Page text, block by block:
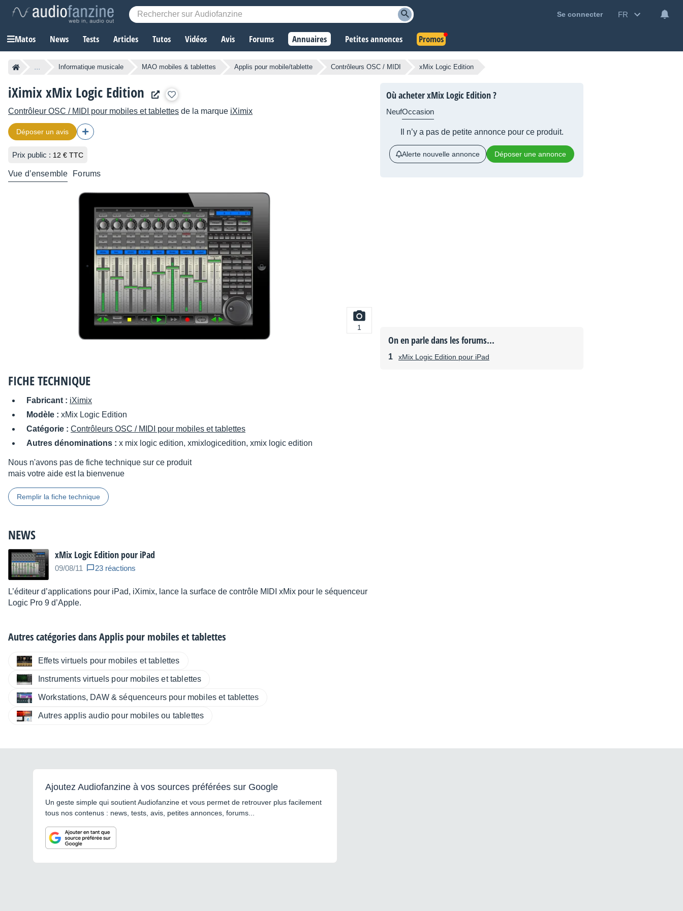
Se connecter FR
Matos News Tests Articles Tutos Vidéos Avis Forums Annuaires Petites annonces Promos
... Informatique musicale MAO mobiles & tablettes Applis pour mobile/tablette Contrôleurs OSC / MIDI xMix Logic Edition
iXimix xMix Logic Edition
Contrôleur OSC / MIDI pour mobiles et tablettes de la marque iXimix
Déposer un avis
Prix public : 12 € TTC
Vue d’ensemble Forums
1
FICHE TECHNIQUE
Fabricant : iXimix
Modèle : xMix Logic Edition
Catégorie : Contrôleurs OSC / MIDI pour mobiles et tablettes
Autres dénominations : x mix logic edition, xmixlogicedition, xmix logic edition
Nous n'avons pas de fiche technique sur ce produit
mais votre aide est la bienvenue
Remplir la fiche technique
NEWS
xMix Logic Edition pour iPad
09/08/11 23 réactions
L’éditeur d’applications pour iPad, iXimix, lance la surface de contrôle MIDI xMix pour le séquenceur
Logic Pro 9 d’Apple.
Autres catégories dansApplis pour mobiles et tablettes
Effets virtuels pour mobiles et tablettes
Instruments virtuels pour mobiles et tablettes
Workstations, DAW & séquenceurs pour mobiles et tablettes
Autres applis audio pour mobiles ou tablettes
Où acheter xMix Logic Edition ?
NeufOccasion
Il n’y a pas de petite annonce pour ce produit.
Alerte nouvelle annonce Déposer une annonce
On en parle dans les forums...
xMix Logic Edition pour iPad
Ajoutez Audiofanzine à vos sources préférées sur Google
Un geste simple qui soutient Audiofanzine et vous permet de retrouver plus facilement
tous nos contenus : news, tests, avis, petites annonces, forums...